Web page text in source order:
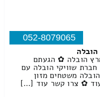
052-8079065
הובלה
הובלה ✿ הגעתם
שוויקי הובלה עם
משטחים מזון
✿ צרו קשר עוד […]